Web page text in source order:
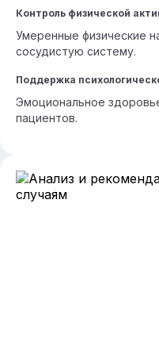
Контроль физической
Умеренные физические
сосудистую систему.
Поддержка
Эмоциональное
пациентов.